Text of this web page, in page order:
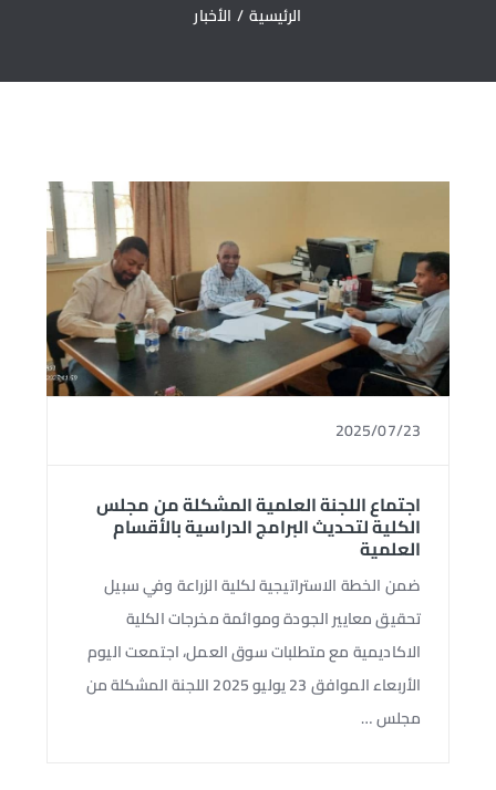
الرئيسية / الأخبار
2025/07/23
اجتماع اللجنة العلمية المشكلة من مجلس
الكلية لتحديث البرامج الدراسية بالأقسام
العلمية
ضمن الخطة الاستراتيجية لكلية الزراعة وفي سبيل
تحقيق معايير الجودة وموائمة مخرجات الكلية
الاكاديمية مع متطلبات سوق العمل، اجتمعت اليوم
الأربعاء الموافق 23 يوليو 2025 اللجنة المشكلة من
مجلس …